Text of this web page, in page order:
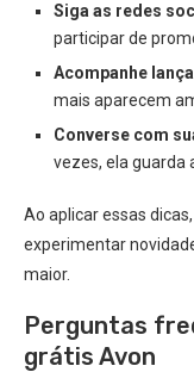
Siga as redes
participar de
Acompanhe
mais aparecem
Converse com
vezes, ela guarda
Ao aplicar essas
experimentar
maior.
Perguntas
grátis Avon